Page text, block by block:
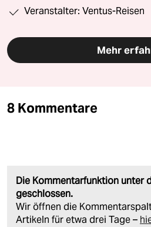
Veranstalter: Ventus-Reisen
Mehr
8 Kommentare
Die Kommentarfunktion unter
geschlossen.
Wir öffnen die
Artikeln für etwa drei Tage –